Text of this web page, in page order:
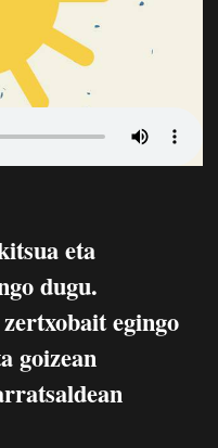
eta
dugu.
egingo
goizean